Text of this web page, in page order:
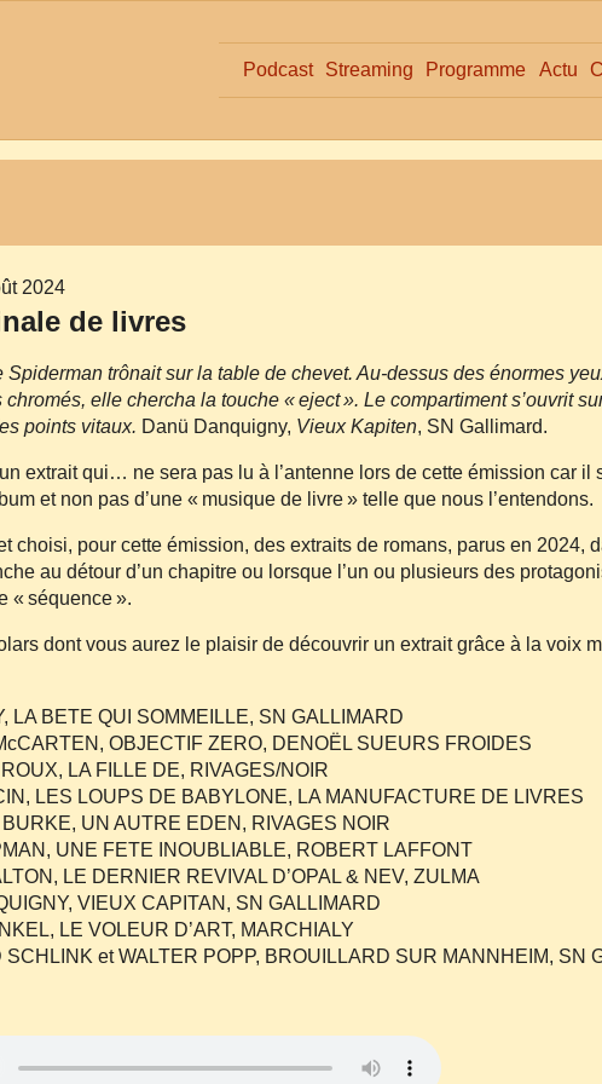
Podcast Streaming Programme Actu
2024
de livres
Spiderman trônait sur la table de chevet. Au‐dessus des énormes
elle chercha la touche « eject ». Le compartiment s’ouvrit
points vitaux. Danü Danquigny, Vieux Kapiten, SN Gallimard.
extrait qui… ne sera pas lu à l’antenne lors de cette émission car il
et non pas d’une « musique de livre » telle que nous l’entendons.
choisi, pour cette émission, des extraits de romans, parus en 2024,
au détour d’un chapitre ou lorsque l’un ou plusieurs des
« séquence ».
dont vous aurez le plaisir de découvrir un extrait grâce à la voix
LA BETE QUI SOMMEILLE, SN GALLIMARD
OBJECTIF ZERO, DENOËL SUEURS FROIDES
LA FILLE DE, RIVAGES/NOIR
LES LOUPS DE BABYLONE, LA MANUFACTURE DE LIVRES
UN AUTRE EDEN, RIVAGES NOIR
UNE FETE INOUBLIABLE, ROBERT LAFFONT
LE DERNIER REVIVAL D’OPAL & NEV, ZULMA
VIEUX CAPITAN, SN GALLIMARD
LE VOLEUR D’ART, MARCHIALY
SCHLINK et WALTER POPP, BROUILLARD SUR MANNHEIM, SN